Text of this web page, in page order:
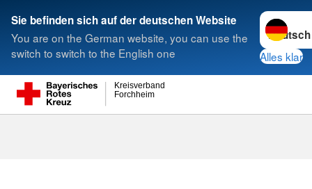
Sie befinden sich auf der deutschen Website
You are on the German website, you can use the
switch to switch to the English one
Sprache
Alles klar
Forchheim
Kreisverband
Suche